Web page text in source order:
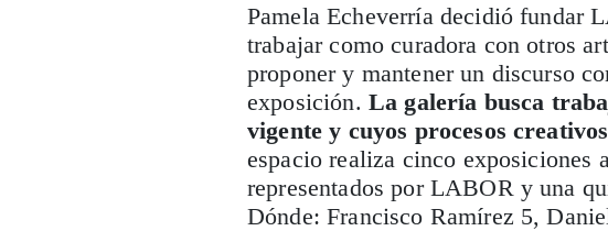
Pamela Echeverría decidió fundar
trabajar como curadora con otros
proponer y mantener un discurso
exposición. La galería busca
vigente y cuyos procesos
espacio realiza cinco exposiciones
representados por LABOR y una
Dónde: Francisco Ramírez 5,